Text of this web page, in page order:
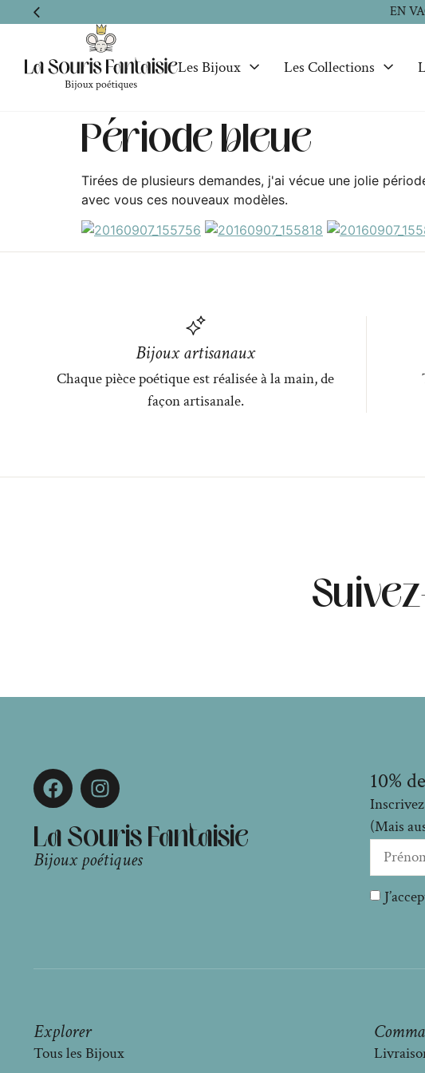
EN
Les Bijoux Les Collections
Période bleue
Tirées de plusieurs demandes, j'ai vécue une jolie
avec vous ces nouveaux modèles.
Bijoux artisanaux
Chaque pièce poétique est réalisée à la main, de
façon artisanale.
La Souris Fantaisie
Bijoux poétiques
10%
(Mais
Explorer
Tous les Bijoux